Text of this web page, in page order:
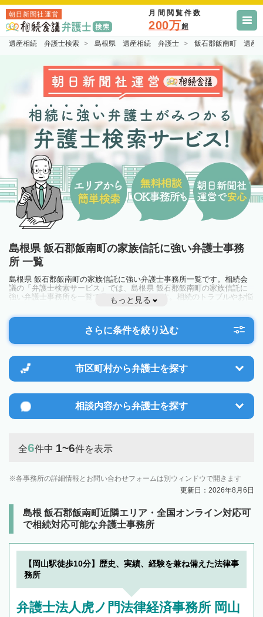
朝日新聞社運営 月間閲覧件数
200万超
遺産相続 弁護士検索 島根県 遺産相続 弁護士 飯石郡飯南町 遺産
島根県 飯石郡飯南町の家族信託に強い弁護士事務
所 一覧
島根県 飯石郡飯南町の家族信託に強い弁護士事務所一覧です。相続会
議の「弁護士検索サービス」では、島根県 飯石郡飯南町の家族信託に
強い弁護士事務所を一覧で見ることが出来ます。相続のトラブルやお悩
みを抱えている方は一度近隣の弁護士に相談してみましょう。
もっと見る
さらに条件を絞り込む
市区町村から弁護士を探す
相談内容から弁護士を探す
全6件中 1~6件を表示
各事務所の詳細情報とお問い合わせフォームは別ウィンドウで開きます
更新日：2026年8月6日
島根 飯石郡飯南町近隣エリア・全国オンライン対応可
で相続対応可能な弁護士事務所
【岡山駅徒歩10分】歴史、実績、経験を兼ね備えた法律事
務所
弁護士法人虎ノ門法律経済事務所 岡山